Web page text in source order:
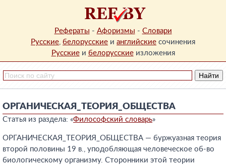
Рефераты - Афоризмы - Словари
Русские, белорусские и английские сочинения
Русскиеи белорусскиеизложения
ОРГАНИЧЕСКАЯ_ТЕОРИЯ_ОБЩЕСТВА
Статья из раздела: «Философский словарь»
ОРГАНИЧЕСКАЯ_ТЕОРИЯ_ОБЩЕСТВА — буржуазная теория
второй половины 19 в., уподобляющая человеческое об-во
биологическому организму. Сторонники этой теории